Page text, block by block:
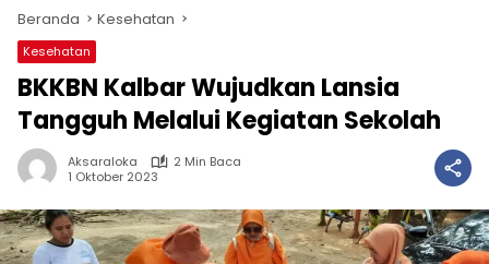
Beranda Kesehatan
Kesehatan
BKKBN Kalbar Wujudkan Lansia
Tangguh Melalui Kegiatan Sekolah
Aksaraloka
2 Min Baca
1 Oktober 2023